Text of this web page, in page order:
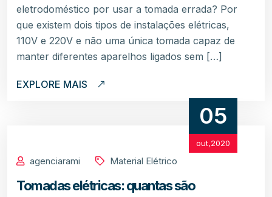
eletrodoméstico por usar a tomada errada? Por
que existem dois tipos de instalações elétricas,
110V e 220V e não uma única tomada capaz de
manter diferentes aparelhos ligados sem […]
EXPLORE MAIS
05
out,2020
agenciarami Material Elétrico
Tomadas elétricas: quantas são